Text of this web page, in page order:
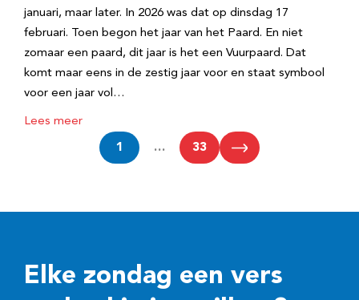
januari, maar later. In 2026 was dat op dinsdag 17
februari. Toen begon het jaar van het Paard. En niet
zomaar een paard, dit jaar is het een Vuurpaard. Dat
komt maar eens in de zestig jaar voor en staat symbool
voor een jaar vol…
Lees meer
1 … 33
Elke zondag een vers